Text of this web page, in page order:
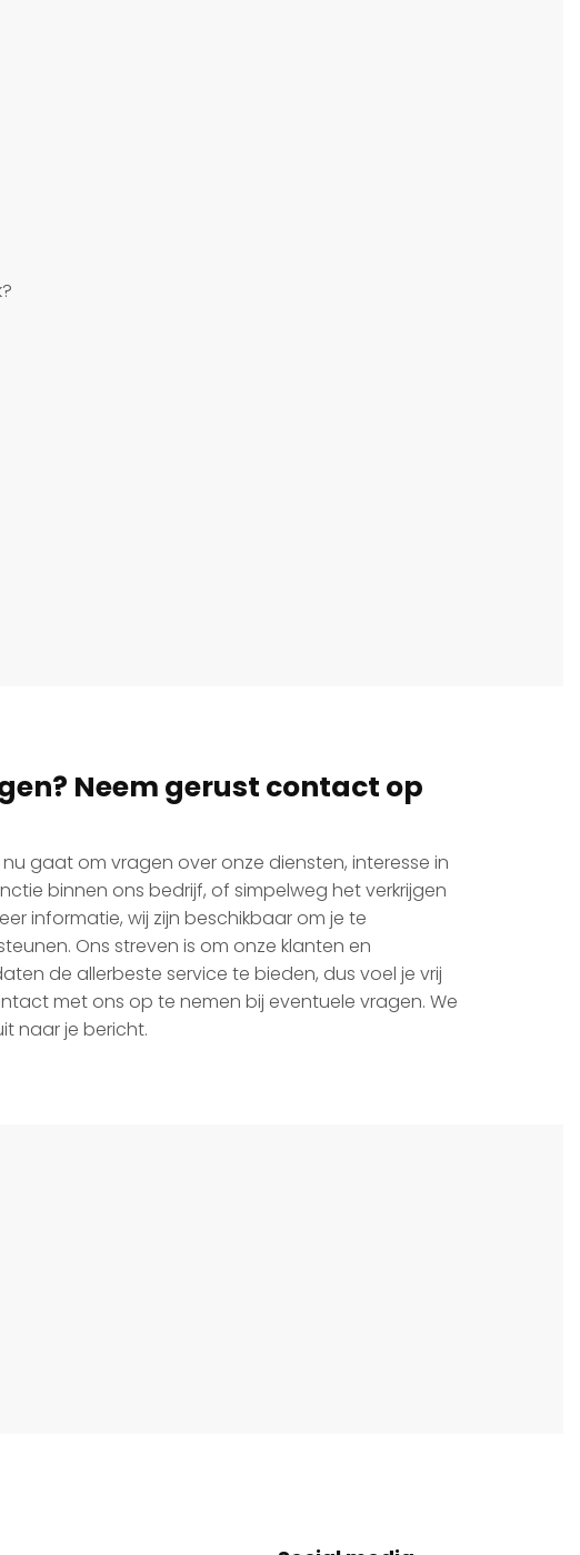
Neem gerust contact op
gaat om vragen over onze diensten, interesse in
binnen ons bedrijf, of simpelweg het verkrijgen
informatie, wij zijn beschikbaar om je te
Ons streven is om onze klanten en
de allerbeste service te bieden, dus voel je vrij
met ons op te nemen bij eventuele vragen. We
naar je bericht.